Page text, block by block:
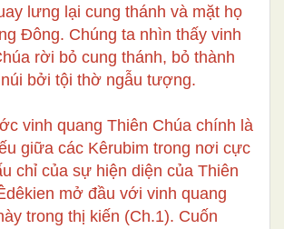
lưng lại cung thánh và mặt họ
Đông. Chúng ta nhìn thấy vinh
rời bỏ cung thánh, bỏ thành
bởi tội thờ ngẫu tượng.
vinh quang Thiên Chúa chính là
giữa các Kêrubim trong nơi cực
chỉ của sự hiện diện của Thiên
mở đầu với vinh quang
trong thị kiến (Ch.1). Cuốn